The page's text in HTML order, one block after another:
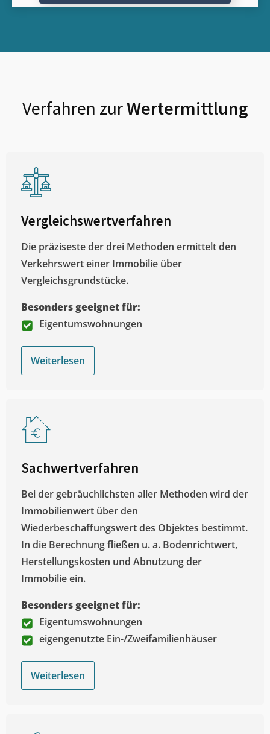
Verfahren zurWertermittlung
Vergleichswertverfahren
Die präziseste der drei Methoden ermittelt den
Verkehrswert einer Immobilie über
Vergleichsgrundstücke.
Besonders geeignet für:
Eigentumswohnungen
Weiterlesen
Sachwertverfahren
Bei der gebräuchlichsten aller Methoden wird der
Immobilienwert über den
Wiederbeschaffungswert des Objektes bestimmt.
In die Berechnung fließen u. a. Bodenrichtwert,
Herstellungskosten und Abnutzung der
Immobilie ein.
Besonders geeignet für:
Eigentumswohnungen
eigengenutzte Ein-/Zweifamilienhäuser
Weiterlesen